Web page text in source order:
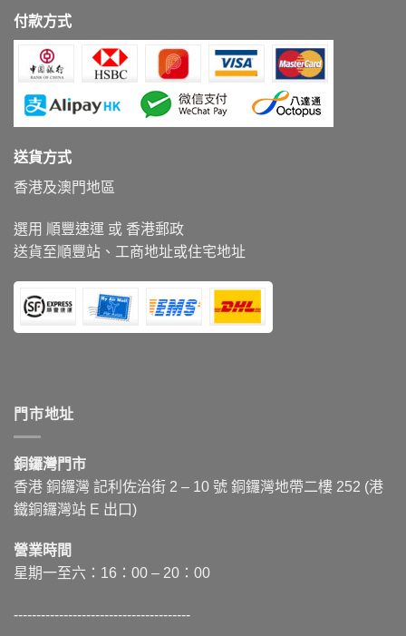
付款方式
送貨方式
香港及澳門地區
選用 順豐速運 或 香港郵政
送貨至順豐站、工商地址或住宅地址
門市地址
銅鑼灣門市
香港 銅鑼灣 記利佐治街 2 – 10 號 銅鑼灣地帶二樓 252 (港
鐵銅鑼灣站 E 出口)
營業時間
星期一至六：16：00 – 20：00
---------------------------------------